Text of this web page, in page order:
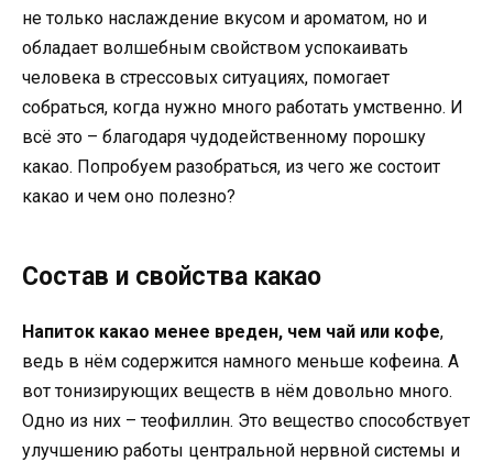
не только наслаждение вкусом и ароматом, но и
обладает волшебным свойством успокаивать
человека в стрессовых ситуациях, помогает
собраться, когда нужно много работать умственно. И
всё это – благодаря чудодейственному порошку
какао. Попробуем разобраться, из чего же состоит
какао и чем оно полезно?
Состав и свойства какао
Напиток какао менее вреден, чем чай или кофе,
ведь в нём содержится намного меньше кофеина. А
вот тонизирующих веществ в нём довольно много.
Одно из них – теофиллин. Это вещество способствует
улучшению работы центральной нервной системы и